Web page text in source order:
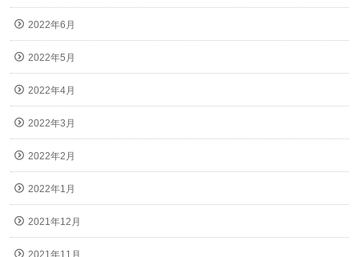
2022年6月
2022年5月
2022年4月
2022年3月
2022年2月
2022年1月
2021年12月
2021年11月